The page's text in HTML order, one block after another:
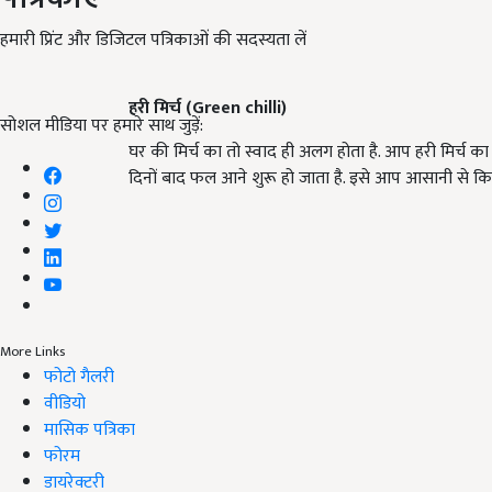
हमारी प्रिंट और डिजिटल पत्रिकाओं की सदस्यता लें
सोशल मीडिया पर हमारे साथ जुड़ें:
More Links
फोटो गैलरी
वीडियो
मासिक पत्रिका
फोरम
डायरेक्टरी
हरी मिर्च(Green chilli)
घर की मिर्च का तो स्वाद ही अलग होता है. आप हरी
दिनों बाद फल आने शुरू हो जाता है. इसे आप आसानी से